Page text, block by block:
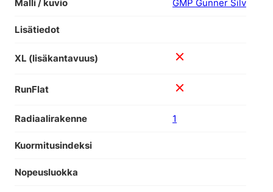
Malli / kuvio GMP Gunner Silv
Lisätiedot
XL (lisäkantavuus)
RunFlat
Radiaalirakenne 1
Kuormitusindeksi
Nopeusluokka